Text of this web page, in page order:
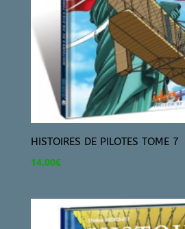
HISTOIRES DE PILOTES TOME 7
14,00€